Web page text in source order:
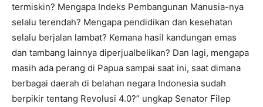
termiskin? Mengapa Indeks Pembangunan Manusia-nya
selalu terendah? Mengapa pendidikan dan kesehatan
selalu berjalan lambat? Kemana hasil kandungan emas
dan tambang lainnya diperjualbelikan? Dan lagi, mengapa
masih ada perang di Papua sampai saat ini, saat dimana
berbagai daerah di belahan negara Indonesia sudah
berpikir tentang Revolusi 4.0?” ungkap Senator Filep